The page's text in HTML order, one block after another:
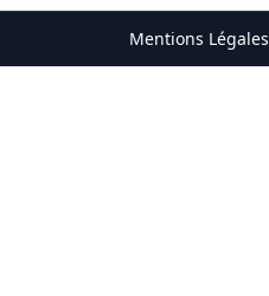
Mentions Légales